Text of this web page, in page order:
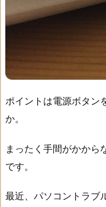
ポイントは電源ボタン
か。
まったく手間がかから
です。
最近、パソコントラ